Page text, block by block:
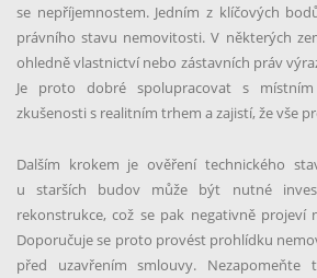
se nepříjemnostem. Jedním z klíčových
právního stavu nemovitosti. V některých
ohledně vlastnictví nebo zástavních práv
Je proto dobré spolupracovat s
zkušenosti s realitním trhem a zajistí, že vše
Dalším krokem je ověření technického
u starších budov může být nutné
rekonstrukce, což se pak negativně projeví
Doporučuje se proto provést prohlídku
před uzavřením smlouvy. Nezapomeňte